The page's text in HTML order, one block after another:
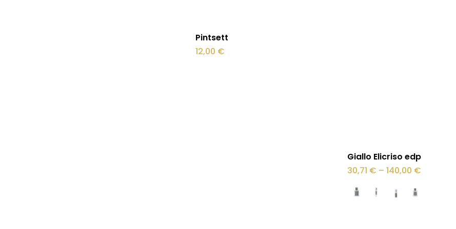
Pintsett
12,00 €
Vali
mitu
Giallo Elicriso edp
30,71 € – 140,00 €